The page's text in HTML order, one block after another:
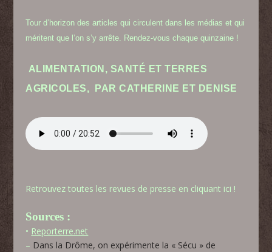
Tour d’horizon des articles qui circulent dans les médias et qui
méritent que l’on s’y arrête. Rendez-vous chaque quinzaine !
ALIMENTATION, SANTÉ ET TERRES
AGRICOLES, PAR CATHERINE ET DENISE
Retrouvez toutes les revues de presse en cliquant ici !
Sources :
• Reporterre.net
– Dans la Drôme, on expérimente la « Sécu » de